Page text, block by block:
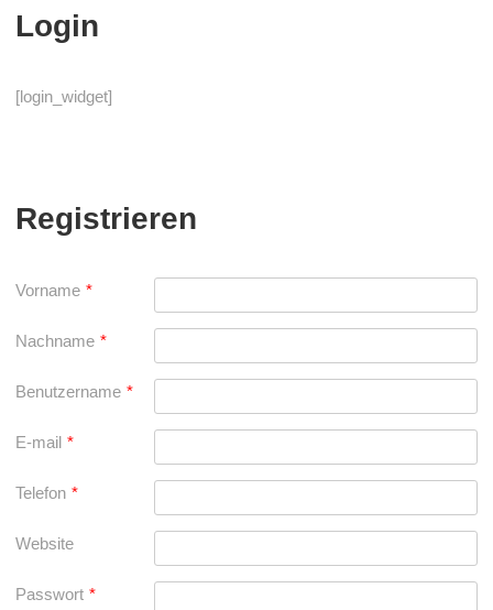
Login
[login_widget]
Registrieren
Vorname *
Nachname *
Benutzername *
E-mail *
Telefon *
Website
Passwort *